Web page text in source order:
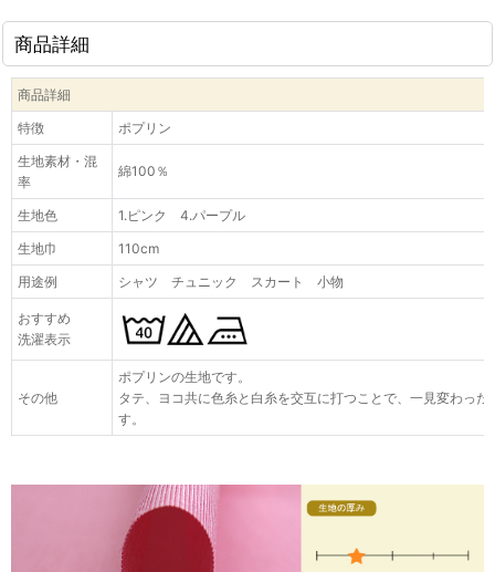
商品詳細
商品詳細
特徴
ポプリン
生地素材・混
率
綿100％
生地色
1.ピンク 4.パープル
生地巾
110cm
用途例
シャツ チュニック スカート 小物
おすすめ
洗濯表示
その他
ポプリンの生地です。
タテ、ヨコ共に色糸と白糸を交互に打つことで、一見変わっ
す。